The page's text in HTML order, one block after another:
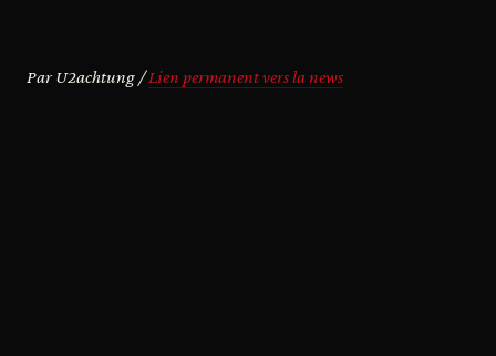
Par U2achtung /Lien permanent vers la news